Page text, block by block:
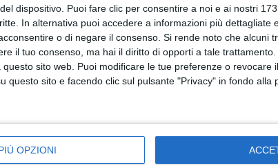
dispositivo. Puoi fare clic per consentire a noi e ai nostri
In alternativa puoi accedere a informazioni più dettagliate
o di negare il consenso. Si rende noto che alcuni
il tuo consenso, ma hai il diritto di opporti a tale
sito web. Puoi modificare le tue preferenze o revocare
questo sito e facendo clic sul pulsante "Privacy" in fondo alla
OPZIONI
, è affidata aGardo srlche sta promuovendo una
diserate erasmus (lunedì), serate LGBTQI+ (giovedì), di
Il punto ristoro è una zona free internet ed è aperto al
dal lunedì al sabato dalle 9:00 alle 23:00. Queste
dall'Officina degli Esordi che vanta un calendario
punta a proporre un cartellone per tutte le età.
laboratorio urbano.